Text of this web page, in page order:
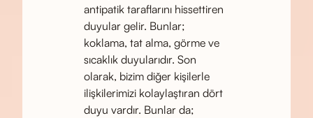
antipatik taraflarını hissettiren
duyular gelir. Bunlar;
koklama, tat alma, görme ve
sıcaklık duyularıdır. Son
olarak, bizim diğer kişilerle
ilişkilerimizi kolaylaştıran dört
duyu vardır. Bunlar da;